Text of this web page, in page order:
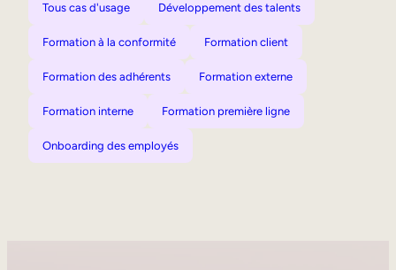
Tous cas d'usage Développement des talents
Formation à la conformité Formation client
Formation des adhérents Formation externe
Formation interne Formation première ligne
Onboarding des employés